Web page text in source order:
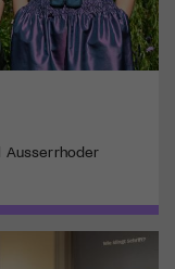
Ausserrhoder